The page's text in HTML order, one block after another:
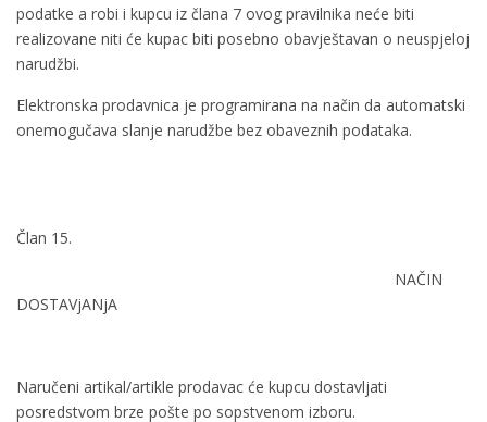
podatke a robi i kupcu iz člana 7 ovog pravilnika neće biti
realizovane niti će kupac biti posebno obavještavan o neuspjeloj
narudžbi.
Elektronska prodavnica je programirana na način da automatski
onemogučava slanje narudžbe bez obaveznih podataka.
Član 15.
NAČIN
DOSTAVjANjA
Naručeni artikal/artikle prodavac će kupcu dostavljati
posredstvom brze pošte po sopstvenom izboru.